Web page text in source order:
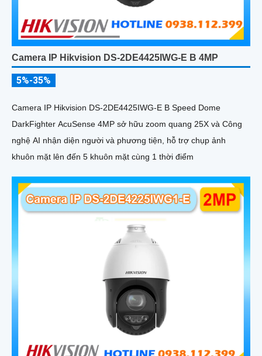
Camera IP Hikvision DS-2DE4425IWG-E B 4MP
5%-35%
Camera IP Hikvision DS-2DE4425IWG-E B Speed Dome
DarkFighter AcuSense 4MP sở hữu zoom quang 25X và Công
nghệ AI nhận diện người và phương tiện, hỗ trợ chụp ảnh
khuôn mặt lên đến 5 khuôn mặt cùng 1 thời điểm